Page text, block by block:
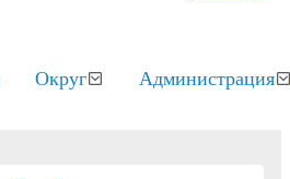
Округ Администрация